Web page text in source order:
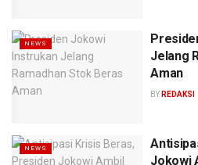
NEWS
Jelang
Aman
BY REDAKSI
NEWS
Jokowi